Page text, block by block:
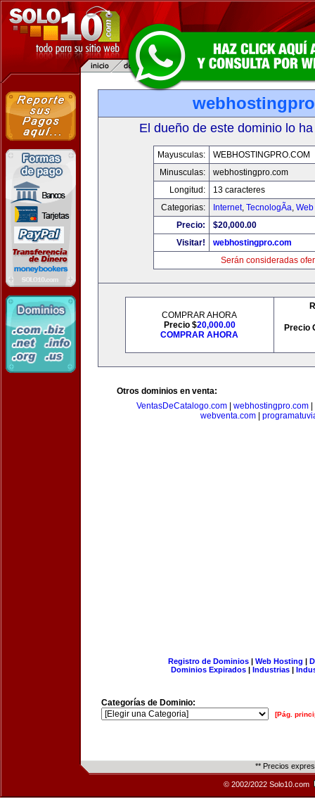
El dueño de este dominio lo
Mayusculas:
WEBHOSTINGPRO.COM
Minusculas:
webhostingpro.com
Longitud:
13 caracteres
Categorias:
Internet, TecnologÃ­a,
Precio:
$20,000.00
Visitar!
webhostingpro.com
Serán consideradas
COMPRAR AHORA
Precio $20,000.00
COMPRAR AHORA
Precio
Otros dominios en venta:
VentasDeCatalogo.com| webhostingpro.com|
webventa.com|
Registro de Dominios| Web Hosting |
Dominios Expirados | Industrias |
Categorías de Dominio:
[Pág.
** Precios
© 2002/2022 Solo10.com